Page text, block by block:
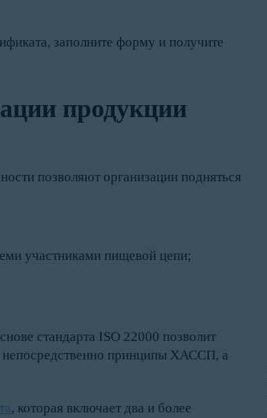
заполните форму и получите
продукции
позволяют организации подняться
участниками пищевой цепи;
стандарта ISO 22000 позволит
принципы ХАССП, а
, которая включает два и более